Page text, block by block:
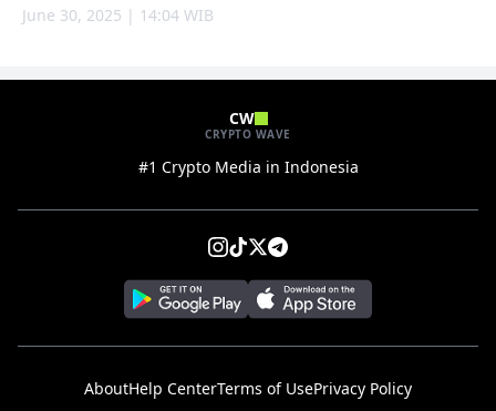
June 30, 2025 | 14:04 WIB
CW
CRYPTO WAVE
#1 Crypto Media in Indonesia
AboutHelp CenterTerms of UsePrivacy Policy